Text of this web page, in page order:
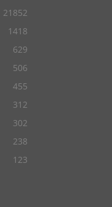
21852
1418
629
506
455
312
302
238
123